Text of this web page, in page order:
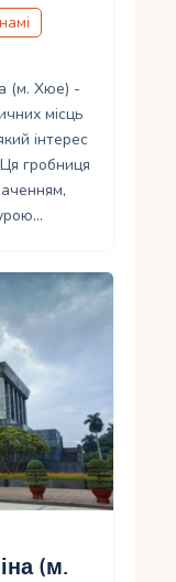
(м. Хюе) -
місць
інтерес
гробниця
(м.